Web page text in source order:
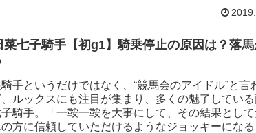
菜七子騎手【初g1】騎乗停止の原因は？落馬
手というだけではなく、“競馬会のアイドル”と言
ルックスにも注目が集まり、多くの魅了している
騎手。「一鞍一鞍を大事にして、その結果として
の方に信頼していただけるようなジョッキーになる